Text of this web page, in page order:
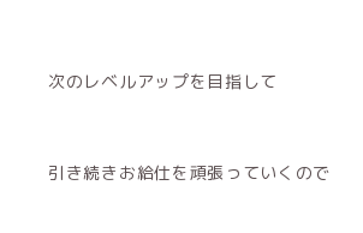
次のレベルアップを目指して
引き続きお給仕を頑張っていくので